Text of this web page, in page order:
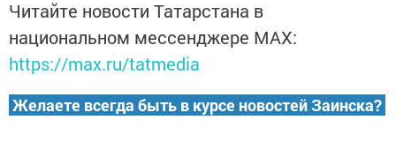
Читайте новости Татарстана в
национальном мессенджере MАХ:
https://max.ru/tatmedia
Желаете всегда быть в курсе новостей Заинска?